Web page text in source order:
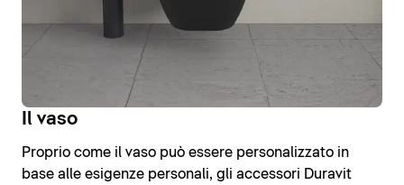
Il vaso
Proprio come il vaso può essere personalizzato in
base alle esigenze personali, gli accessori Duravit